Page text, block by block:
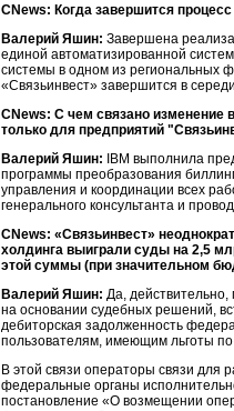
CNews: Когда завершится
Валерий Яшин: Завершена
единой автоматизированной
системы в одном из региональных
«Связьинвест» завершится в
CNews: С чем связано изменение
только для предприятий
Валерий Яшин: IBM выполнила
программы преобразования
управления и координации всех
генерального консультанта и
CNews: «Связьинвест»
холдинга выиграли суды на 2,5
этой суммы (при значительном
Валерий Яшин: Да,
на основании судебных решений,
дебиторская задолженность
пользователям, имеющим льготы по
В этой связи операторы связи для
федеральные органы
постановление «О возмещении